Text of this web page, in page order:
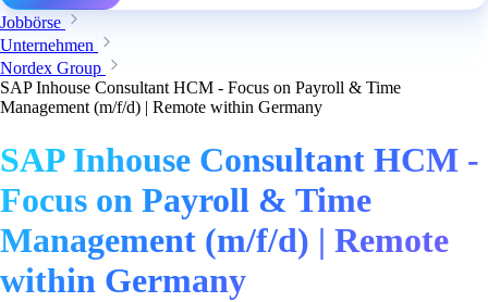
Jobbörse
Unternehmen
Nordex Group
SAP Inhouse Consultant HCM - Focus on Payroll & Time
Management (m/f/d) | Remote within Germany
SAP Inhouse Consultant HCM -
Focus on Payroll & Time
Management (m/f/d) | Remote
within Germany